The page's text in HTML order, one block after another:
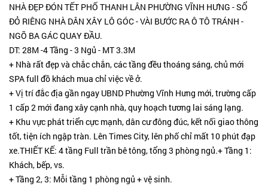
NHÀ ĐẸP ĐÓN TẾT PHỐ THANH LÂN PHƯỜNG VĨNH HƯNG - SỔ
ĐỎ RIÊNG NHÀ DÂN XÂY LÔ GÓC - VÀI BƯỚC RA Ô TÔ TRÁNH -
NGÕ BA GÁC QUAY ĐẦU.
DT: 28M -4 Tầng - 3 Ngủ - MT 3.3M
+ Nhà rất đẹp và chắc chắn, các tầng đều thoáng sáng, chủ mới
SPA full đồ khách mua chỉ việc về ở.
+ Vị trí đắc địa gần ngay UBND Phường Vĩnh Hưng mới, trường cấp
1 cấp 2 mới đang xây cạnh nhà, quy hoạch tương lai sáng lạng.
+ Khu vực phát triển cực mạnh, dân cư đông đúc, kết nối giao thông
tốt, tiện ích ngập tràn. Lên Times City, lên phố chỉ mất 10 phút đạp
xe.THIẾT KẾ: 4 tầng Full trần bê tông, tổng 3 phòng ngủ.+ Tầng 1:
Khách, bếp, vs.
+ Tầng 2, 3: Mỗi tầng 1 phòng ngủ + vệ sinh.